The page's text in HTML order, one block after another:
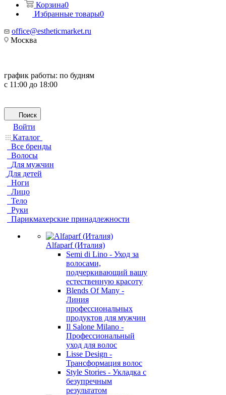
Корзина0
Избранные товары0
office@estheticmarket.ru
Москва
график работы: по будням
с 11:00 до 18:00
Поиск
Войти
Каталог
Все бренды
Волосы
Для мужчин
Для детей
Ноги
Лицо
Тело
Руки
Парикмахерские принадлежности
Alfaparf (Италия)
Semi di Lino - Уход за
волосами,
подчеркивающий вашу
естественную красоту
Blends Of Many -
Линия
профессиональных
продуктов для мужчин
Il Salone Milano -
Профессиональный
уход для волос
Lisse Design -
Трансформация волос
Style Stories - Укладка с
безупречным
результатом